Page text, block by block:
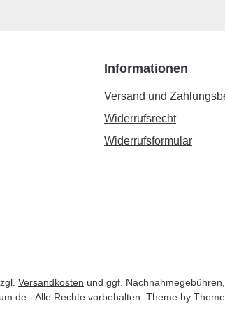
Informationen
Versand und
Widerrufsrecht
Widerrufsformular
Versandkosten und ggf.
- Alle Rechte vorbehalten. Theme by